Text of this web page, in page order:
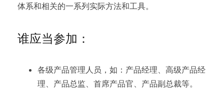
体系和相关的一系列实际方法和工具。
谁应当参加：
各级产品管理人员，如：产品经理、高级产品经
理、产品总监、首席产品官、产品副总裁等。